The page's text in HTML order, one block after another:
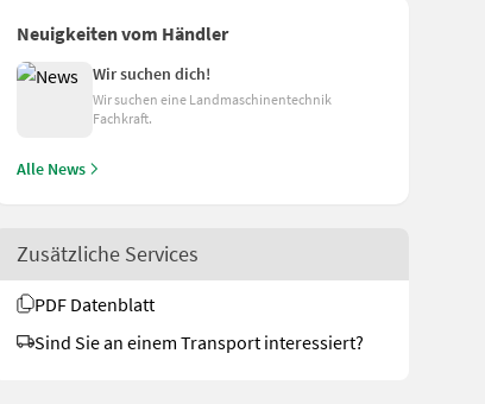
Neuigkeiten vom Händler
Wir suchen dich!
Wir suchen eine Landmaschinentechnik
Fachkraft.
Alle News
Zusätzliche Services
PDF Datenblatt
Sind Sie an einem Transport interessiert?
Amazone HH 2100 S Horsehopper
17.740 €